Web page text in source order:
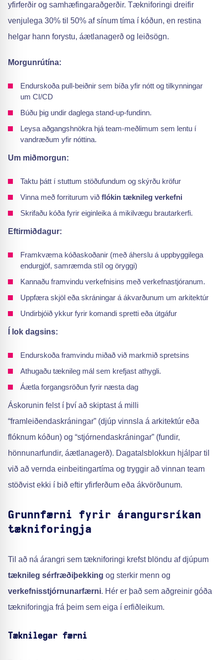
yfirferðir og samhæfingaraðgerðir. Tækniforingi dreifir
venjulega 30% til 50% af sínum tíma í kóðun, en restina
helgar hann forystu, áætlanagerð og leiðsögn.
Morgunrútína:
Endurskoða pull-beiðnir sem bíða yfir nótt og tilkynningar
um CI/CD
Búðu þig undir daglega stand-up-fundinn.
Leysa aðgangshnökra hjá team-meðlimum sem lentu í
vandræðum yfir nóttina.
Um miðmorgun:
Taktu þátt í stuttum stöðufundum og skýrðu kröfur
Vinna með forriturum við flókin tæknileg verkefni
Skrifaðu kóða fyrir eiginleika á mikilvægu brautarkerfi.
Eftirmiðdagur:
Framkvæma kóðaskoðanir (með áherslu á uppbyggilega
endurgjöf, samræmda stíl og öryggi)
Kannaðu framvindu verkefnisins með verkefnastjóranum.
Uppfæra skjöl eða skráningar á ákvarðunum um arkitektúr
Undirbjóið ykkur fyrir komandi spretti eða útgáfur
Í lok dagsins:
Endurskoða framvindu miðað við markmið spretsins
Athugaðu tæknileg mál sem krefjast athygli.
Áætla forgangsröðun fyrir næsta dag
Áskorunin felst í því að skiptast á milli
“framleiðendaskráningar” (djúp vinnsla á arkitektúr eða
flóknum kóðun) og “stjórnendaskráningar” (fundir,
hönnunarfundir, áætlanagerð). Dagatalsblokkun hjálpar til
við að vernda einbeitingartíma og tryggir að vinnan team
stöðvist ekki í bið eftir yfirferðum eða ákvörðunum.
Grunnfærni fyrir árangursríkan
tækniforingja
Til að ná árangri sem tækniforingi krefst blöndu af djúpum
tæknileg sérfræðiþekking og sterkir menn og
verkefnisstjórnunarfærni. Hér er það sem aðgreinir góða
tækniforingja frá þeim sem eiga í erfiðleikum.
Tæknilegar færni